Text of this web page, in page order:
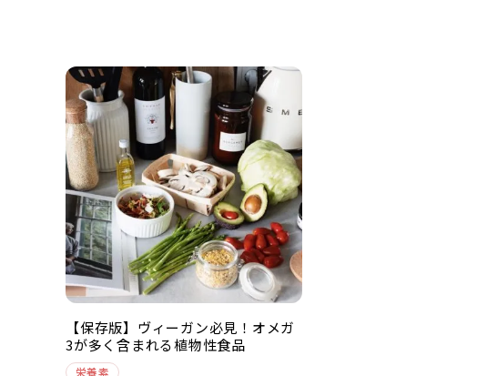
【保存版】ヴィーガン必見！オメガ
3が多く含まれる植物性食品
栄養素